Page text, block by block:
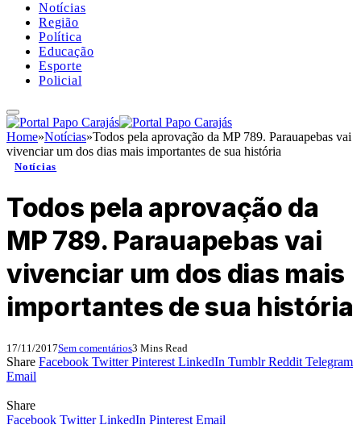
Notícias
Região
Política
Educação
Esporte
Policial
Home»Notícias»Todos pela aprovação da MP 789. Parauapebas vai
vivenciar um dos dias mais importantes de sua história
Notícias
Todos pela aprovação da
MP 789. Parauapebas vai
vivenciar um dos dias mais
importantes de sua história
17/11/2017Sem comentários3 Mins Read
Share Facebook Twitter Pinterest LinkedIn Tumblr Reddit Telegram
Email
Share
Facebook Twitter LinkedIn Pinterest Email